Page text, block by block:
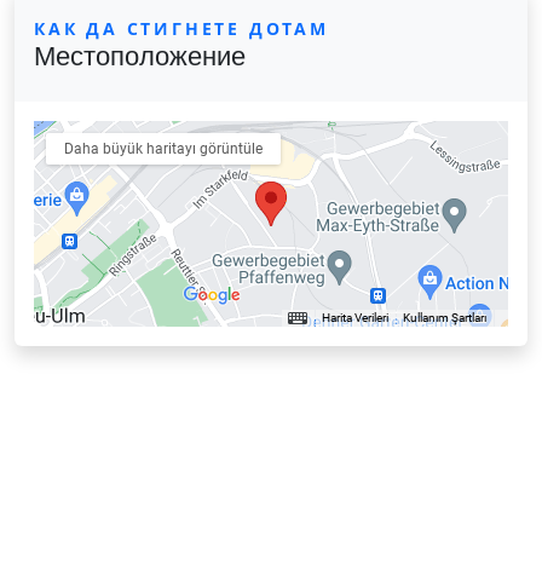
КАК ДА СТИГНЕТЕ ДОТАМ
Местоположение